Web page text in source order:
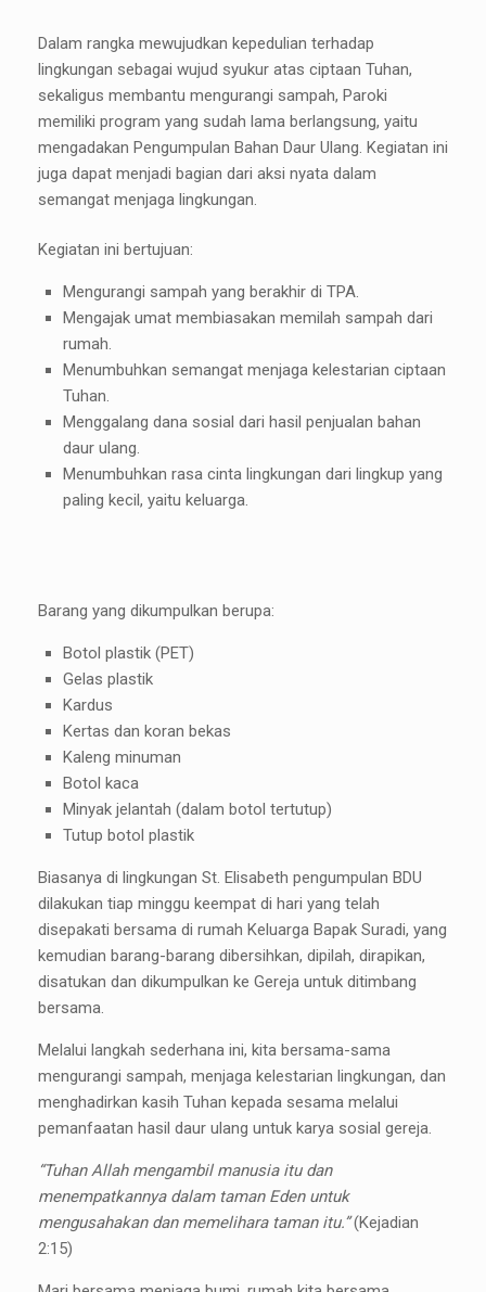
Dalam rangka mewujudkan kepedulian terhadap
lingkungan sebagai wujud syukur atas ciptaan Tuhan,
sekaligus membantu mengurangi sampah, Paroki
memiliki program yang sudah lama berlangsung, yaitu
mengadakan Pengumpulan Bahan Daur Ulang. Kegiatan ini
juga dapat menjadi bagian dari aksi nyata dalam
semangat menjaga lingkungan.
Kegiatan ini bertujuan:
Mengurangi sampah yang berakhir di TPA.
Mengajak umat membiasakan memilah sampah dari
rumah.
Menumbuhkan semangat menjaga kelestarian ciptaan
Tuhan.
Menggalang dana sosial dari hasil penjualan bahan
daur ulang.
Menumbuhkan rasa cinta lingkungan dari lingkup yang
paling kecil, yaitu keluarga.
Barang yang dikumpulkan berupa:
Botol plastik (PET)
Gelas plastik
Kardus
Kertas dan koran bekas
Kaleng minuman
Botol kaca
Minyak jelantah (dalam botol tertutup)
Tutup botol plastik
Biasanya di lingkungan St. Elisabeth pengumpulan BDU
dilakukan tiap minggu keempat di hari yang telah
disepakati bersama di rumah Keluarga Bapak Suradi, yang
kemudian barang-barang dibersihkan, dipilah, dirapikan,
disatukan dan dikumpulkan ke Gereja untuk ditimbang
bersama.
Melalui langkah sederhana ini, kita bersama-sama
mengurangi sampah, menjaga kelestarian lingkungan, dan
menghadirkan kasih Tuhan kepada sesama melalui
pemanfaatan hasil daur ulang untuk karya sosial gereja.
“Tuhan Allah mengambil manusia itu dan
menempatkannya dalam taman Eden untuk
mengusahakan dan memelihara taman itu.”(Kejadian
2:15)